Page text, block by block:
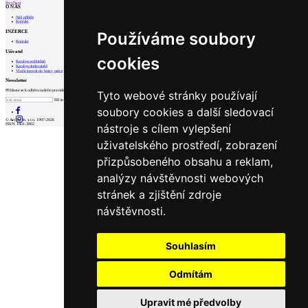
Používáme soubory
cookies
Tyto webové stránky používají
soubory cookies a další sledovací
nástroje s cílem vylepšení
uživatelského prostředí, zobrazení
přizpůsobeného obsahu a reklam,
analýzy návštěvnosti webových
stránek a zjištění zdroje
návštěvnosti.
Souhlasím
Odmítám
Upravit mé předvolby
PrevNext
O NÁS
Náš příběh
Kontakt
INZERCE
Kontakt
Uživatel
Katalog architektů
Katalog dodavatelů
Vložit inzerát do burzy práce
Newsletter
Přihlaste se k odběru našeho pravidelného týdenního newsletteru:
Fill in „nospam“
© Archiweb, s.r.o. 1997-2026
ISSN: 1801-3902